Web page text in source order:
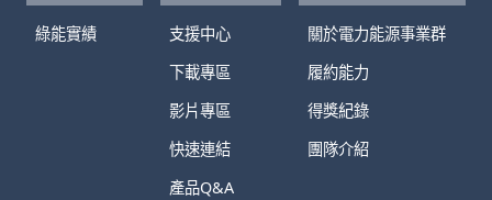
綠能實績
支援中心
下載專區
影片專區
快速連結
產品Q&A
關於電力能源事業群
履約能力
得獎紀錄
團隊介紹